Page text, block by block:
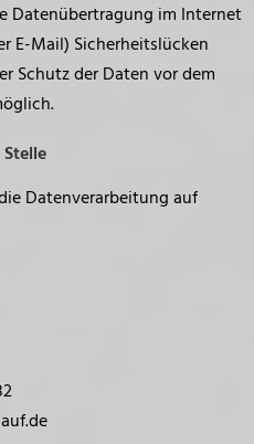
Datenübertragung im Internet
E-Mail) Sicherheitslücken
Schutz der Daten vor dem
Datenverarbeitung auf